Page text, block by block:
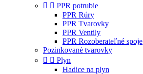
  PPR potrubie
PPR Rúry
PPR Tvarovky
PPR Ventily
PPR Rozoberateľné spoje
Pozinkované tvarovky
  Plyn
Hadice na plyn